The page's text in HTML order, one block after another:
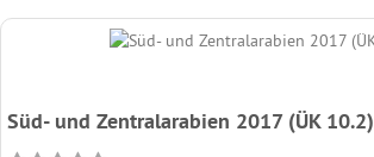
Süd- und Zentralarabien 2017 (ÜK 10.2)